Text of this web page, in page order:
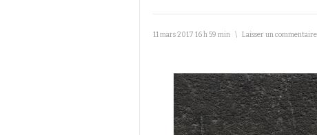
11 mars 2017 16 h 59 min \ Laisser un commentaire